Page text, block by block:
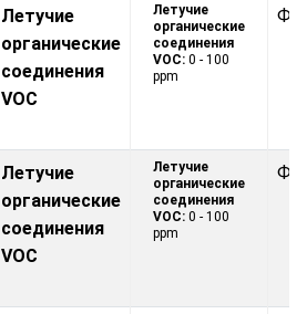
Летучие
органические
соединения
VOC
Летучие
органические
соединения
VOC: 0 - 100
ppm
Летучие
органические
соединения
VOC
Летучие
органические
соединения
VOC: 0 - 100
ppm